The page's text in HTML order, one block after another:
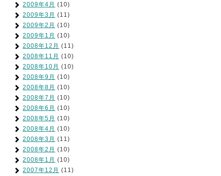
2009年4月 (10)
2009年3月 (11)
2009年2月 (10)
2009年1月 (10)
2008年12月 (11)
2008年11月 (10)
2008年10月 (10)
2008年9月 (10)
2008年8月 (10)
2008年7月 (10)
2008年6月 (10)
2008年5月 (10)
2008年4月 (10)
2008年3月 (11)
2008年2月 (10)
2008年1月 (10)
2007年12月 (11)